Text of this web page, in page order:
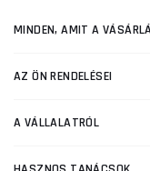
MINDEN, AMIT A
AZ ÖN RENDELÉSEI
A VÁLLALATRÓL